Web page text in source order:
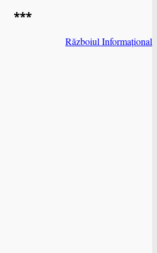
***
Războiul Informațional